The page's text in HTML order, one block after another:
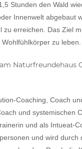
Stunden den Wald
Innenwelt abgebaut
erreichen. Das Ziel
zu leben.
Coaching, Coach
und systemischen
und als Intueat-
und wird